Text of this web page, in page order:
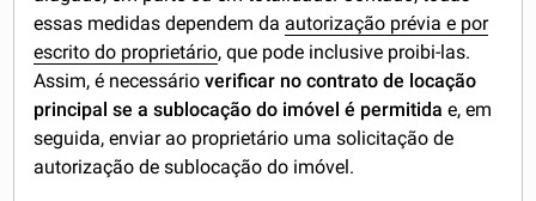
essas medidas dependem da autorização prévia e por
escrito do proprietário, que pode inclusive proibi-las.
Assim, é necessárioverificar no contrato de locação
principal se a sublocação do imóvel é permitidae, em
seguida, enviar ao proprietário uma solicitação de
autorização de sublocação do imóvel.